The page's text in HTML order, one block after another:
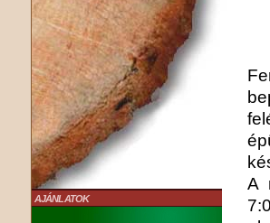
AJÁNLATOK
A